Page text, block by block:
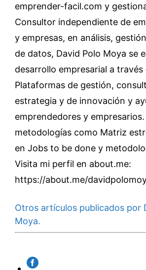
emprender-facil.com y
Consultor independiente de
y empresas, en análisis,
de datos, David Polo Moya se
desarrollo empresarial a través
Plataformas de gestión,
estrategia y de innovación y
emprendedores y
metodologías como Matriz
en Jobs to be done y
Visita mi perfil en about.me:
https://about.me/
Otros artículos publicados por
Moya.